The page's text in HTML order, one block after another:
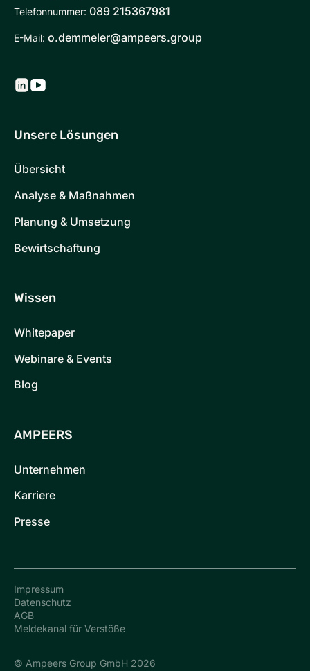
Telefonnummer: 089 215367981
E-Mail: o.demmeler@ampeers.group
Unsere Lösungen
Übersicht
Analyse & Maßnahmen
Planung & Umsetzung
Bewirtschaftung
Wissen
Whitepaper
Webinare & Events
Blog
AMPEERS
Unternehmen
Karriere
Presse
© Ampeers Group GmbH 2026
Impressum
Datenschutz
AGB
Meldekanal für Verstöße